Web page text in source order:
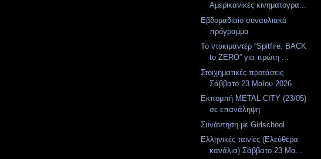
Αμερικανικές κινηματογρα...
Εβδομαδιαίο συναυλιακό
πρόγραμμα
To ντοκιμαντέρ “Spitfire: BACK
to ZERO” για πρώτη ...
Στοιχηματικές προτάσεις
Σάββατο 23 Μαΐου 2026
Εκπομπή METAL CITY (23/05)
σε επανάληψη
Συνάντηση με Girlschool
Ελληνικές ταινίες (Ελεύθερα
κανάλια) Σάββατο 23 Μα...